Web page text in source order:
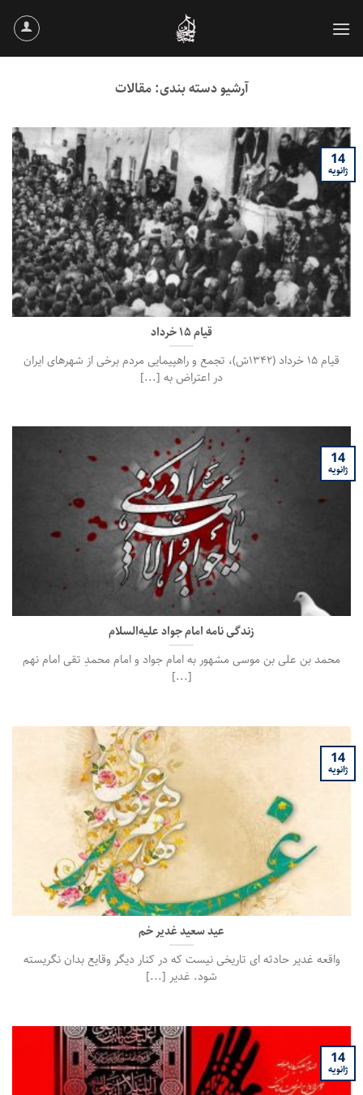
آرشیو دسته بندی:مقالات
قیام ۱۵ خرداد
قیام ۱۵ خرداد (۱۳۴۲ش)، تجمع و راهپیمایی مردم برخی از شهرهای ایران
در اعتراض به [...]
14
ژانویه
زندگی نامه امام جواد علیه‌السلام
محمد بن علی بن موسی مشهور به امام جواد و امام محمدِ تقی امام نهم
[...]
14
ژانویه
عید سعید غدیر خم
واقعه غدیر حادثه ای تاریخی نیست كه در كنار دیگر وقایع بدان نگریسته
شود. غدیر [...]
14
ژانویه
14
ژانویه